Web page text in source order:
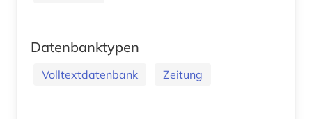
Datenbanktypen
Volltextdatenbank Zeitung